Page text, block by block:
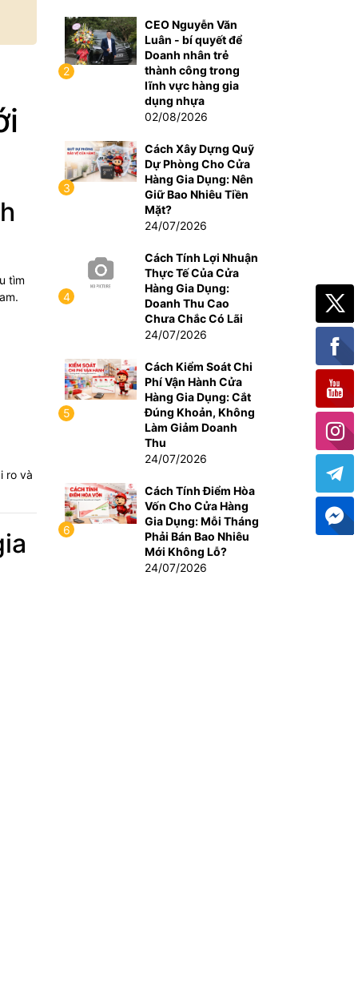
tìm
ro và
2
CEO Nguyễn Văn
Luân - bí quyết để
Doanh nhân trẻ
thành công trong
lĩnh vực hàng gia
dụng nhựa
02/08/2026
3
Cách Xây Dựng Quỹ
Dự Phòng Cho Cửa
Hàng Gia Dụng: Nên
Giữ Bao Nhiêu Tiền
Mặt?
24/07/2026
4
Cách Tính Lợi Nhuận
Thực Tế Của Cửa
Hàng Gia Dụng:
Doanh Thu Cao
Chưa Chắc Có Lãi
24/07/2026
5
Cách Kiểm Soát Chi
Phí Vận Hành Cửa
Hàng Gia Dụng: Cắt
Đúng Khoản, Không
Làm Giảm Doanh
Thu
24/07/2026
6
Cách Tính Điểm Hòa
Vốn Cho Cửa Hàng
Gia Dụng: Mỗi Tháng
Phải Bán Bao Nhiêu
Mới Không Lỗ?
24/07/2026